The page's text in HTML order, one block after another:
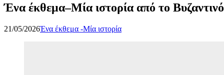
Ένα έκθεμα–Μία ιστορία από το
21/05/2026Ένα έκθεμα -Μία ιστορία